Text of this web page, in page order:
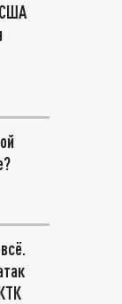
США